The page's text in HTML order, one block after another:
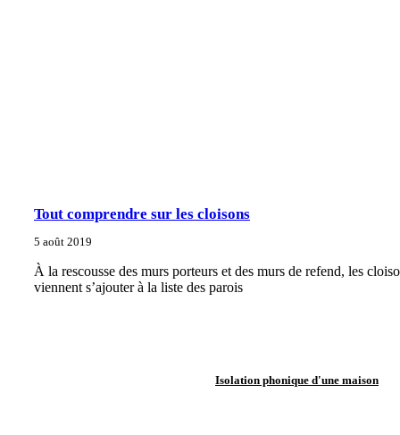
Tout comprendre sur les cloisons
5 août 2019
À la rescousse des murs porteurs et des murs de refend, les
viennent s’ajouter à la liste des parois
Isolation phonique d'une maison